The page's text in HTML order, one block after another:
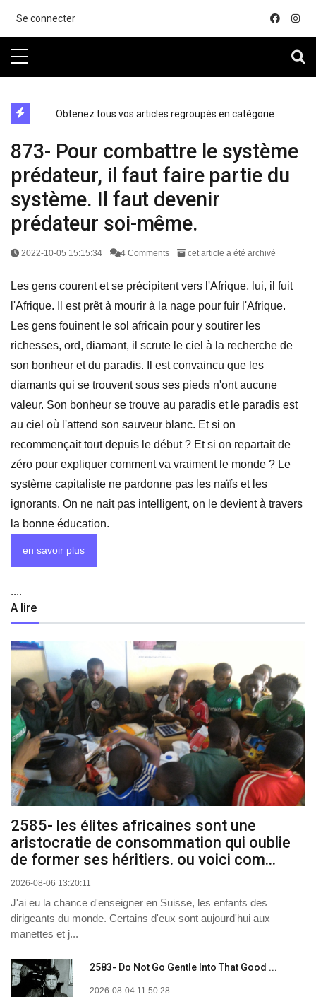
Se connecter
Obtenez tous vos articles regroupés en catégorie
873- Pour combattre le système
prédateur, il faut faire partie du
système. Il faut devenir
prédateur soi-même.
2022-10-05 15:15:34 4 Comments cet article a été archivé
Les gens courent et se précipitent vers l'Afrique, lui, il fuit
l'Afrique. Il est prêt à mourir à la nage pour fuir l'Afrique.
Les gens fouinent le sol africain pour y soutirer les
richesses, ord, diamant, il scrute le ciel à la recherche de
son bonheur et du paradis. Il est convaincu que les
diamants qui se trouvent sous ses pieds n'ont aucune
valeur. Son bonheur se trouve au paradis et le paradis est
au ciel où l'attend son sauveur blanc. Et si on
recommençait tout depuis le début ? Et si on repartait de
zéro pour expliquer comment va vraiment le monde ? Le
système capitaliste ne pardonne pas les naïfs et les
ignorants. On ne nait pas intelligent, on le devient à travers
la bonne éducation.
en savoir plus
....
A lire
2585- les élites africaines sont une
aristocratie de consommation qui oublie
de former ses héritiers. ou voici com...
2026-08-06 13:20:11
J'ai eu la chance d'enseigner en Suisse, les enfants des
dirigeants du monde. Certains d'eux sont aujourd'hui aux
manettes et j...
2583- Do Not Go Gentle Into That Good ...
2026-08-04 11:50:28